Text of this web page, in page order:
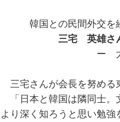
韓国との民間外交を
三宅 英雄さ
ー 大泉町
三宅さんが会長を努める
「日本と韓国は隣同士。
より深く知ろうと思い勉強